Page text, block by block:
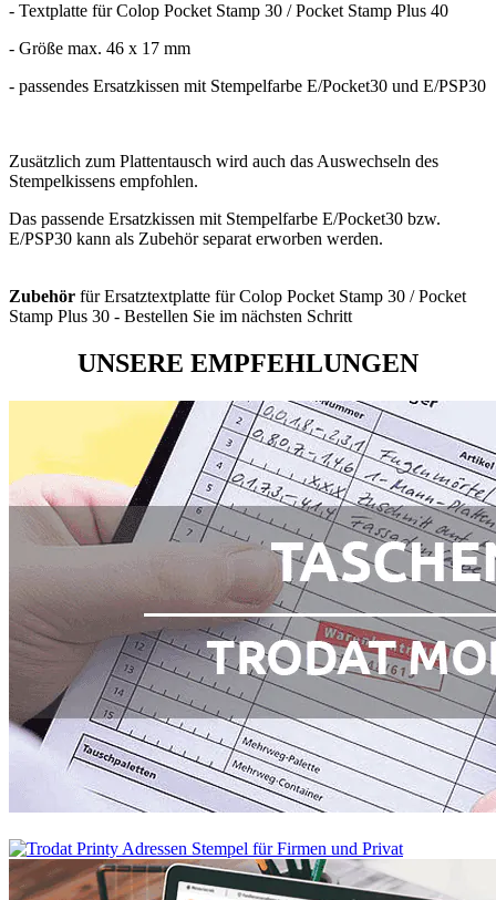
- Textplatte für Colop Pocket Stamp 30 / Pocket Stamp Plus 40
- Größe max. 46 x 17 mm
- passendes Ersatzkissen mit Stempelfarbe E/Pocket30 und E/PSP30
Zusätzlich zum Plattentausch wird auch das Auswechseln des
Stempelkissens empfohlen.
Das passende Ersatzkissen mit Stempelfarbe E/Pocket30 bzw.
E/PSP30 kann als Zubehör separat erworben werden.
Zubehör für Ersatztextplatte für Colop Pocket Stamp 30 / Pocket
Stamp Plus 30 - Bestellen Sie im nächsten Schritt
UNSERE EMPFEHLUNGEN